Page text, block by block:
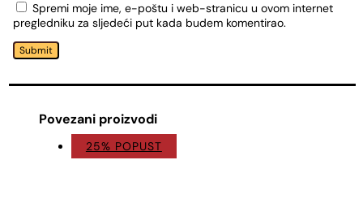
Spremi moje ime, e-poštu i web-stranicu u ovom internet
pregledniku za sljedeći put kada budem komentirao.
Submit
Povezani proizvodi
25% POPUST